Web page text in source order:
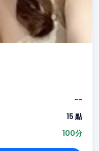
--
15 點
100分